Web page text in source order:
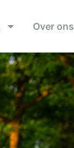
Over ons